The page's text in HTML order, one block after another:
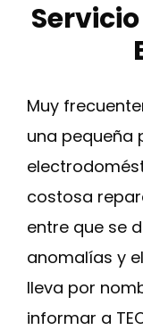
Muy
una pequeña
costosa
entre que se
anomalías y
lleva por
informar a